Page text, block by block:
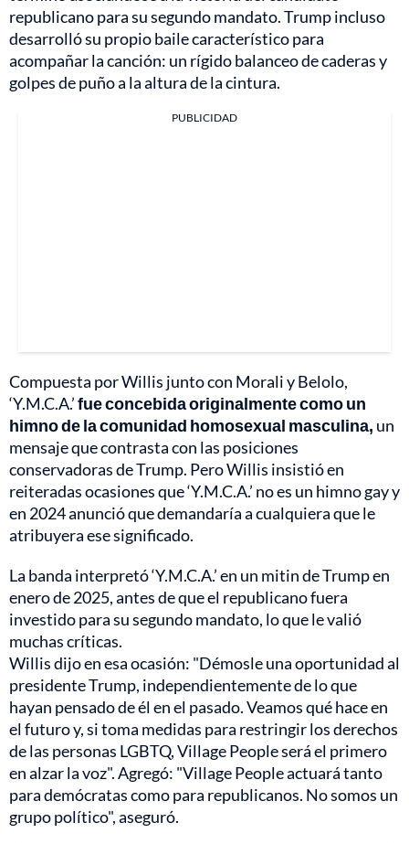
republicano para su segundo mandato. Trump incluso
desarrolló su propio baile característico para
acompañar la canción: un rígido balanceo de caderas y
golpes de puño a la altura de la cintura.
PUBLICIDAD
Compuesta por Willis junto con Morali y Belolo,
‘Y.M.C.A.’fue concebida originalmente como un
himno de la comunidad homosexual masculina, un
mensaje que contrasta con las posiciones
conservadoras de Trump. Pero Willis insistió en
reiteradas ocasiones que ‘Y.M.C.A.’ no es un himno gay y
en 2024 anunció que demandaría a cualquiera que le
atribuyera ese significado.
La banda interpretó ‘Y.M.C.A.’ en un mitin de Trump en
enero de 2025, antes de que el republicano fuera
investido para su segundo mandato, lo que le valió
muchas críticas.
Willis dijo en esa ocasión: "Démosle una oportunidad al
presidente Trump, independientemente de lo que
hayan pensado de él en el pasado. Veamos qué hace en
el futuro y, si toma medidas para restringir los derechos
de las personas LGBTQ, Village People será el primero
en alzar la voz". Agregó: "Village People actuará tanto
para demócratas como para republicanos. No somos un
grupo político", aseguró.